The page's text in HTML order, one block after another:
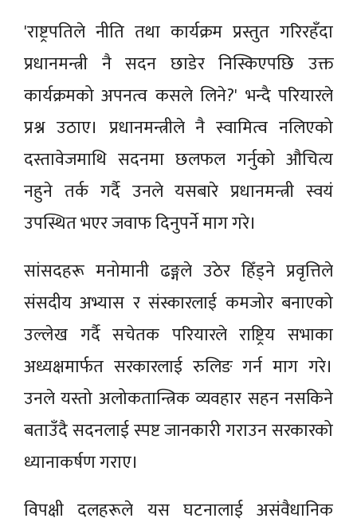
'राष्ट्रपतिले नीति तथा कार्यक्रम प्रस्तुत गरिरहँदा
प्रधानमन्त्री नै सदन छाडेर निस्किएपछि उक्त
कार्यक्रमको अपनत्व कसले लिने?' भन्दै परियारले
प्रश्न उठाए। प्रधानमन्त्रीले नै स्वामित्व नलिएको
दस्तावेजमाथि सदनमा छलफल गर्नुको औचित्य
नहुने तर्क गर्दै उनले यसबारे प्रधानमन्त्री स्वयं
उपस्थित भएर जवाफ दिनुपर्ने माग गरे।
सांसदहरू मनोमानी ढङ्गले उठेर हिँड्ने प्रवृत्तिले
संसदीय अभ्यास र संस्कारलाई कमजोर बनाएको
उल्लेख गर्दै सचेतक परियारले राष्ट्रिय सभाका
अध्यक्षमार्फत सरकारलाई रुलिङ गर्न माग गरे।
उनले यस्तो अलोकतान्त्रिक व्यवहार सहन नसकिने
बताउँदै सदनलाई स्पष्ट जानकारी गराउन सरकारको
ध्यानाकर्षण गराए।
विपक्षी दलहरूले यस घटनालाई असंवैधानिक